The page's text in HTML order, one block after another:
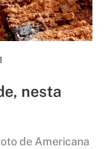
nesta
de Americana